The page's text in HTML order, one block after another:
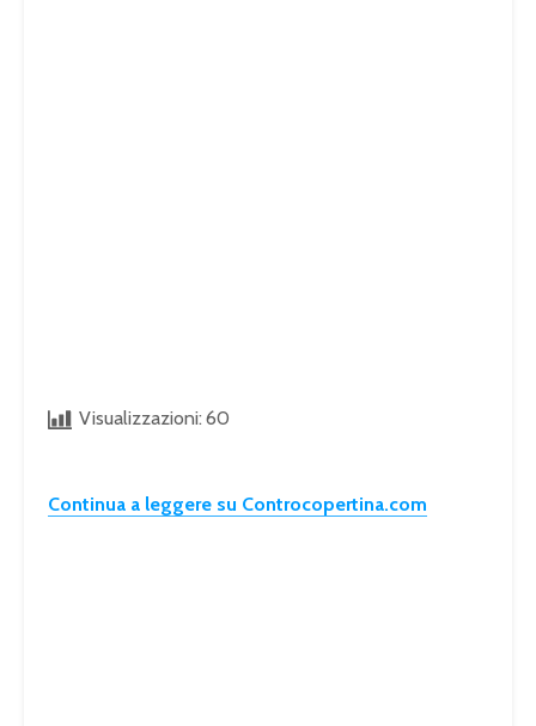
Visualizzazioni: 60
Continua a leggere su Controcopertina.com